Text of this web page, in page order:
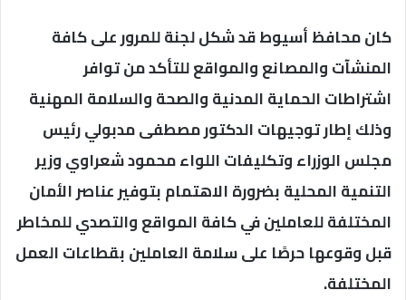
كان محافظ أسيوط قد شكل لجنة للمرور على كافة
المنشآت والمصانع والمواقع للتأكد من توافر
اشتراطات الحماية المدنية والصحة والسلامة المهنية
وذلك إطار توجيهات الدكتور مصطفى مدبولي رئيس
مجلس الوزراء وتكليفات اللواء محمود شعراوي وزير
التنمية المحلية بضرورة الاهتمام بتوفير عناصر الأمان
المختلفة للعاملين في كافة المواقع والتصدي للمخاطر
قبل وقوعها حرصًا على سلامة العاملين بقطاعات العمل
المختلفة.